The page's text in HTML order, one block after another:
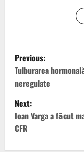
P
o
s
t
n
Previous:
Tulburarea
neregulate
Next:
Ioan Varga a făcut
CFR